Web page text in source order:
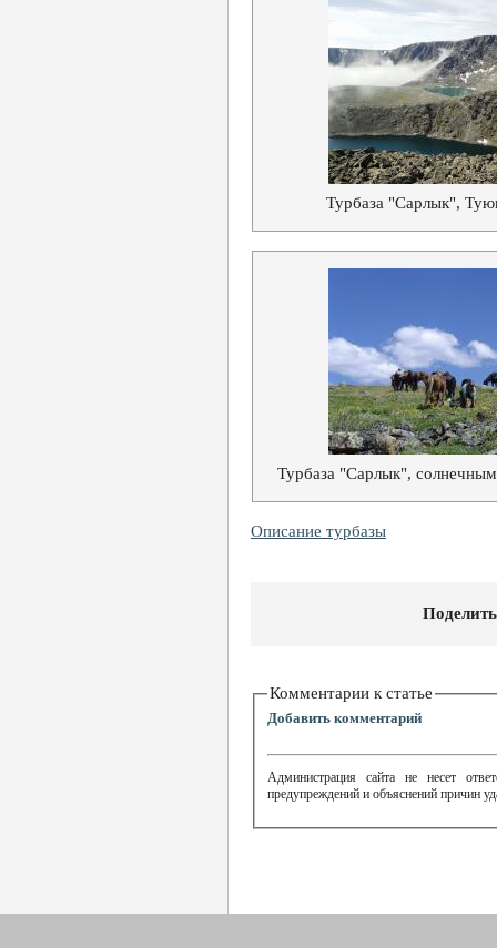
Турбаза "Сарлык",
Турбаза "Сарлык",
Описание турбазы
Комментарии к статье
Добавить комментарий
Администрация сайта не несет
предупреждений и объяснений причин